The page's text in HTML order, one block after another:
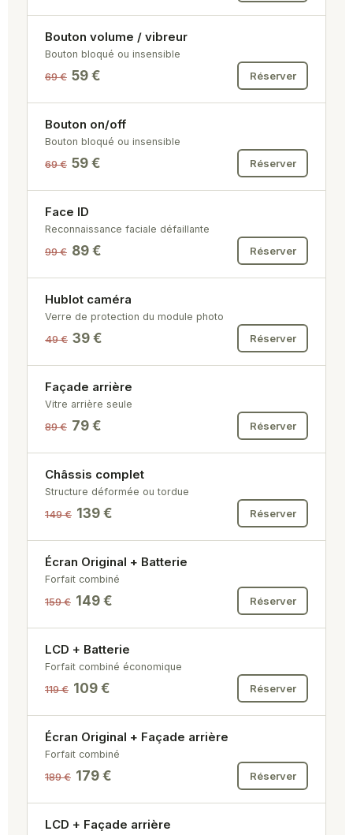
Bouton volume / vibreur
Bouton bloqué ou insensible
69 € 59 € Réserver
Bouton on/off
Bouton bloqué ou insensible
69 € 59 € Réserver
Face ID
Reconnaissance faciale défaillante
99 € 89 € Réserver
Hublot caméra
Verre de protection du module photo
49 € 39 € Réserver
Façade arrière
Vitre arrière seule
89 € 79 € Réserver
Châssis complet
Structure déformée ou tordue
149 € 139 € Réserver
Écran Original + Batterie
Forfait combiné
159 € 149 € Réserver
LCD + Batterie
Forfait combiné économique
119 € 109 € Réserver
Écran Original + Façade arrière
Forfait combiné
189 € 179 € Réserver
LCD + Façade arrière